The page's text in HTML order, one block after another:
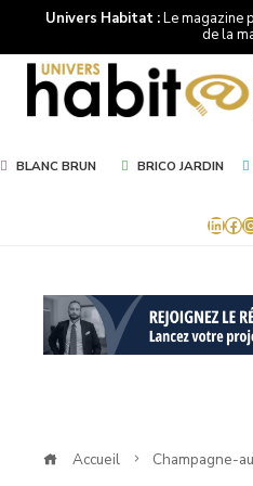
Univers Habitat :Le magazine
de la
BLANC BRUN BRICO JARDIN
Mot
Clé
au-
Accueil Champagne-